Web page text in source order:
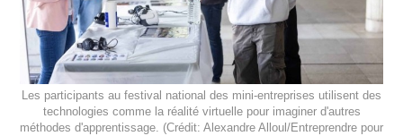
Les participants au festival national des mini-entreprises utilisent des
technologies comme la réalité virtuelle pour imaginer d'autres
méthodes d'apprentissage. (Crédit: Alexandre Alloul/Entreprendre pour